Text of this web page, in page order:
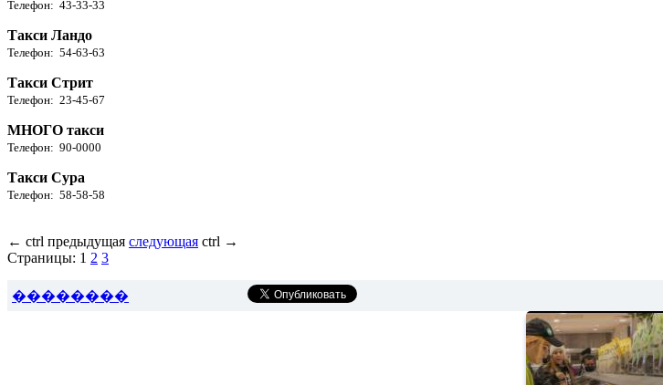
Телефон: 43-33-33
Такси Ландо
Телефон: 54-63-63
Такси Стрит
Телефон: 23-45-67
МНОГО такси
Телефон: 90-0000
Такси Сура
Телефон: 58-58-58
← ctrl предыдущая следующая ctrl →
Страницы: 1 2 3
��������